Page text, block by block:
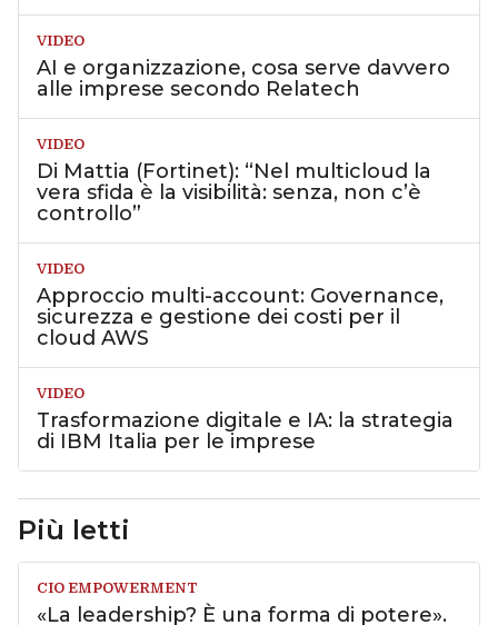
VIDEO
AI e organizzazione, cosa serve davvero
alle imprese secondo Relatech
VIDEO
Di Mattia (Fortinet): “Nel multicloud la
vera sfida è la visibilità: senza, non c’è
controllo”
VIDEO
Approccio multi-account: Governance,
sicurezza e gestione dei costi per il
cloud AWS
VIDEO
Trasformazione digitale e IA: la strategia
di IBM Italia per le imprese
Più letti
CIO EMPOWERMENT
«La leadership? È una forma di potere».